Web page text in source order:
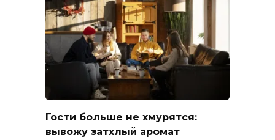
Гости больше не хмурятся:
вывожу затхлый аромат